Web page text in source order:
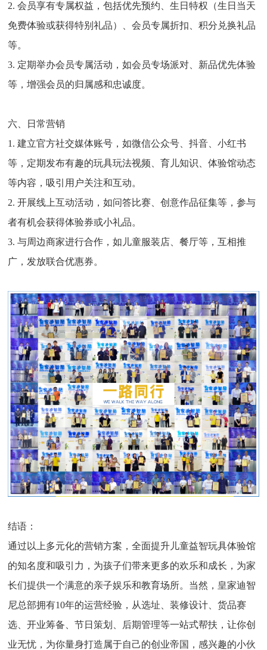
2. 会员享有专属权益，包括优先预约、生日特权（生日当天
免费体验或获得特别礼品）、会员专属折扣、积分兑换礼品
等。
3. 定期举办会员专属活动，如会员专场派对、新品优先体验
等，增强会员的归属感和忠诚度。
六、日常营销
1. 建立官方社交媒体账号，如微信公众号、抖音、小红书
等，定期发布有趣的玩具玩法视频、育儿知识、体验馆动态
等内容，吸引用户关注和互动。
2. 开展线上互动活动，如问答比赛、创意作品征集等，参与
者有机会获得体验券或小礼品。
3. 与周边商家进行合作，如儿童服装店、餐厅等，互相推
广，发放联合优惠券。
结语：
通过以上多元化的营销方案，全面提升儿童益智玩具体验馆
的知名度和吸引力，为孩子们带来更多的欢乐和成长，为家
长们提供一个满意的亲子娱乐和教育场所。当然，皇家迪智
尼总部拥有10年的运营经验，从选址、装修设计、货品赛
选、开业筹备、节日策划、后期管理等一站式帮扶，让你创
业无忧，为你量身打造属于自己的创业帝国，感兴趣的小伙